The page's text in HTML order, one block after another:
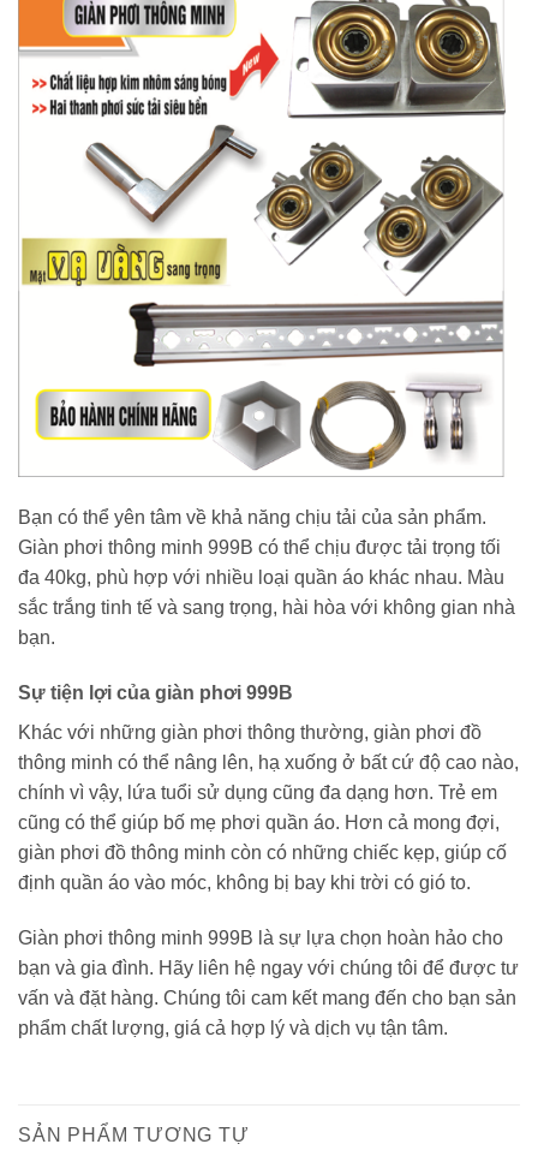
Bạn có thể yên tâm về khả năng chịu tải của sản phẩm.
Giàn phơi thông minh 999B có thể chịu được tải trọng tối
đa 40kg, phù hợp với nhiều loại quần áo khác nhau. Màu
sắc trắng tinh tế và sang trọng, hài hòa với không gian nhà
bạn.
Sự tiện lợi của giàn phơi 999B
Khác với những giàn phơi thông thường, giàn phơi đồ
thông minh có thể nâng lên, hạ xuống ở bất cứ độ cao nào,
chính vì vậy, lứa tuổi sử dụng cũng đa dạng hơn. Trẻ em
cũng có thể giúp bố mẹ phơi quần áo. Hơn cả mong đợi,
giàn phơi đồ thông minh còn có những chiếc kẹp, giúp cố
định quần áo vào móc, không bị bay khi trời có gió to.
Giàn phơi thông minh 999B là sự lựa chọn hoàn hảo cho
bạn và gia đình. Hãy liên hệ ngay với chúng tôi để được tư
vấn và đặt hàng. Chúng tôi cam kết mang đến cho bạn sản
phẩm chất lượng, giá cả hợp lý và dịch vụ tận tâm.
SẢN PHẨM TƯƠNG TỰ